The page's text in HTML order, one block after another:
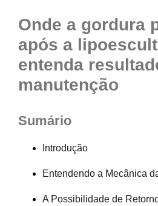
onde a gordura pode voltar
após a
entenda
manutenção
Sumário
Introdução
Entendendo a Mecânica
A Possibilidade de